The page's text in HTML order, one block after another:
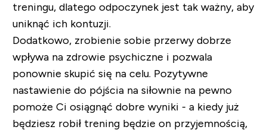
treningu, dlatego odpoczynek jest tak ważny, aby
uniknąć ich kontuzji.
Dodatkowo, zrobienie sobie przerwy dobrze
wpływa na zdrowie psychiczne i pozwala
ponownie skupić się na celu. Pozytywne
nastawienie do pójścia na siłownie na pewno
pomoże Ci osiągnąć dobre wyniki - a kiedy już
będziesz robił trening będzie on przyjemnością,